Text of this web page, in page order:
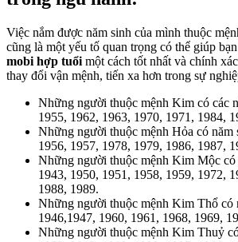
Việc nắm được năm sinh của mình thuộc
cũng là một yếu tố quan trọng có thể giúp
mobi hợp tuổi một cách tốt nhất và chính
thay đổi vận mệnh, tiến xa hơn trong sự
Những người thuộc mệnh Kim có các
1955, 1962, 1963, 1970, 1971, 1984,
Những người thuộc mệnh Hỏa có năm
1956, 1957, 1978, 1979, 1986, 1987,
Những người thuộc mệnh Kim Mộc có
1943, 1950, 1951, 1958, 1959, 1972,
1988, 1989.
Những người thuộc mệnh Kim Thổ có
1946,1947, 1960, 1961, 1968, 1969,
Những người thuộc mệnh Kim Thuỷ